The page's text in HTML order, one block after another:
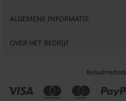
ALGEMENE INFORMATIE
OVER HET BEDRIJF